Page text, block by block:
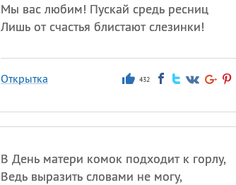
Мы вас любим! Пускай средь ресниц
Лишь от счастья блистают слезинки!
Открытка 432
В День матери комок подходит к горлу,
Ведь выразить словами не могу,